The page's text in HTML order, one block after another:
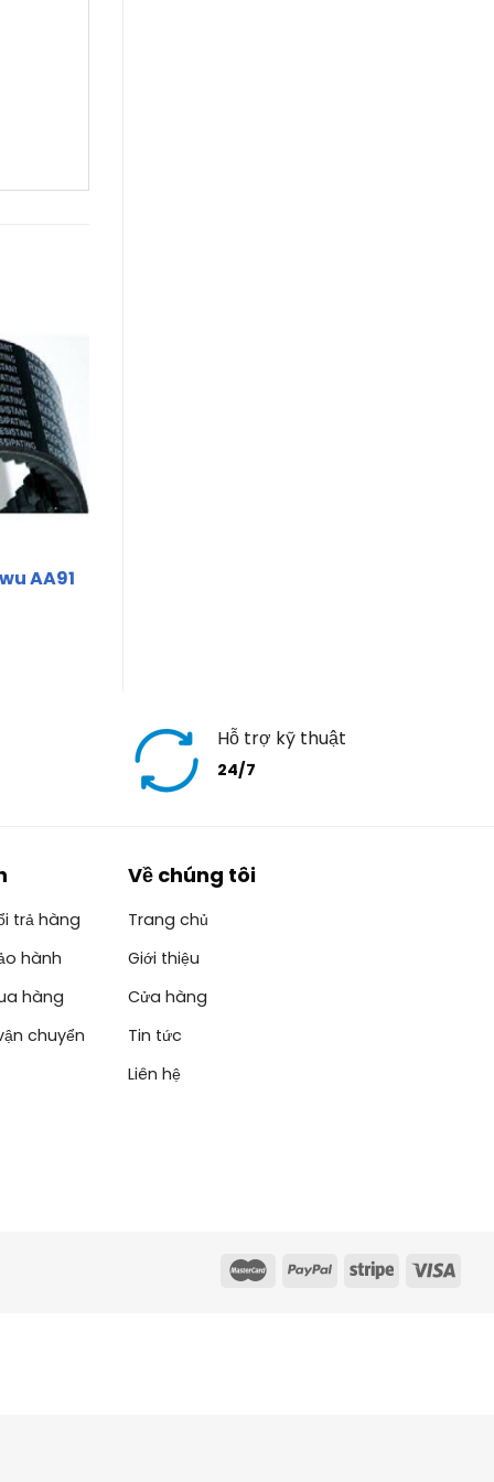
AA91
Hỗ trợ kỹ thuật
24/7
trả hàng
hành
hàng
chuyển
Về chúng tôi
Trang chủ
Giới thiệu
Cửa hàng
Tin tức
Liên hệ